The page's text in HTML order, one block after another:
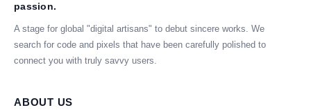
passion.
A stage for global "digital artisans" to debut sincere works. We
search for code and pixels that have been carefully polished to
connect you with truly savvy users.
ABOUT US